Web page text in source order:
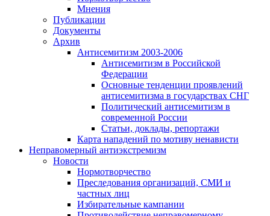
Мнения
Публикации
Документы
Архив
Антисемитизм 2003-2006
Антисемитизм в Российской
Федерации
Основные тенденции проявлений
антисемитизма в государствах СНГ
Политический антисемитизм в
современной России
Статьи, доклады, репортажи
Карта нападений по мотиву ненависти
Неправомерный антиэкстремизм
Новости
Нормотворчество
Преследования организаций, СМИ и
частных лиц
Избирательные кампании